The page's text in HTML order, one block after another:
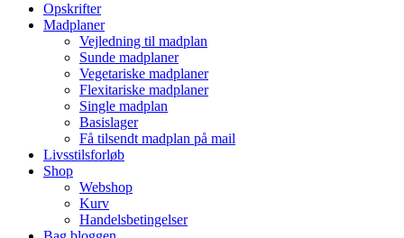
Opskrifter
Madplaner
Vejledning til madplan
Sunde madplaner
Vegetariske madplaner
Flexitariske madplaner
Single madplan
Basislager
Få tilsendt madplan på mail
Livsstilsforløb
Shop
Webshop
Kurv
Handelsbetingelser